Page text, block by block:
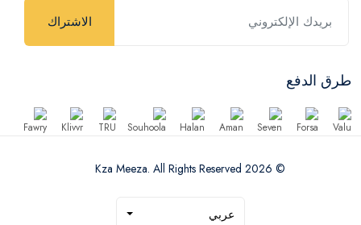
الاشتراك
طرق الدفع
© 2026 Kza Meeza. All Rights Reserved
عربي